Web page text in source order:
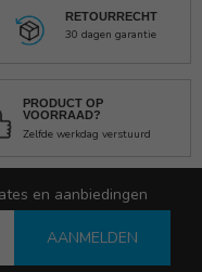
RETOURRECHT
30 dagen garantie
PRODUCT OP
VOORRAAD?
Zelfde werkdag verstuurd
en aanbiedingen
AANMELDEN